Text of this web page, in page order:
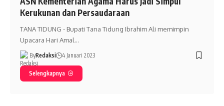
Kerukunan dan Persaudaraan
TANA TIDUNG - Bupati Tana Tidung Ibrahim Ali memimpin
Upacara Hari Amal…
ByRedaksi 4 Januari 2023
Selengkapnya